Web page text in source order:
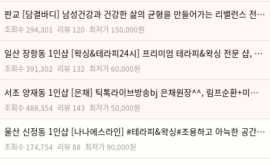
판교 [담결바디] 남성건강과 건강한 삶의 균형을 만들어가는 리밸런스 전문점 입니다.
최저가 150,000원
리뷰 120
조회수294,301
일산 장항동 1인샵 [왁싱&테라피24시] 프리미엄 테라피&왁싱 전문 샵, 1인샵으로 아늑한 관리, 상상 이상의 완벽한 관리
최저가60,000원
리뷰 132
조회수391,302
서초 양재동 1인샵 [은채] 틱톡라이브방송bj 은채원장^^, 림프순환+미백+아로마케어+왁싱 맨즈뷰티샵, 365일 연중무휴,유튜브 채널 10만뷰 이상 조회!!
최저가50,000원
리뷰 143
조회수488,354
울산 신정동 1인샵 [나나에스라인] #테라피&왁싱#조용하고 아늑한 공간에서 편안하게 휴식하세요
최저가90,000원
리뷰88
조회수 174,754